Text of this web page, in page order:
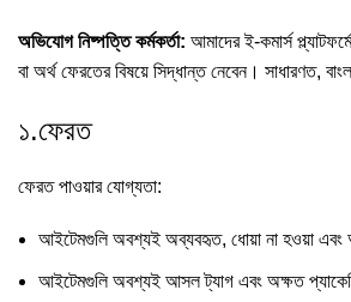
অভিযোগ নিষ্পত্তি কর্মকর্তা: আমাদের ই-কমার্স
বা অর্থ ফেরতের বিষয়ে সিদ্ধান্ত নেবেন। সাধারণত,
১.ফেরত
ফেরত পাওয়ার যোগ্যতা:
আইটেমগুলি অবশ্যই অব্যবহৃত, ধোয়া না হওয়া এবং
আইটেমগুলি অবশ্যই আসল ট্যাগ এবং অক্ষত